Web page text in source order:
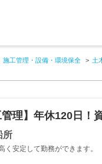
施工管理・設備・環境保全 土
理】年休120日！
所
安定して勤務ができます。